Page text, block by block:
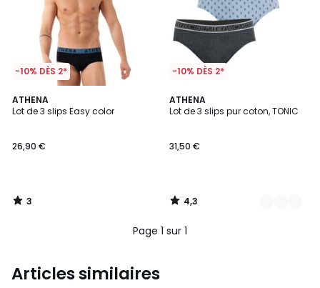
-10% DÈS 2*
ATHENA
Lot de 3 slips Easy color
26,90 €
3
/
3
/
-10% DÈS 2*
ATHENA
Lot de 3 slips pur coton, TONIC
31,50 €
4,3
/ 5
2
Couleurs
4,3
/
Page 1 sur 1
Articles similaires